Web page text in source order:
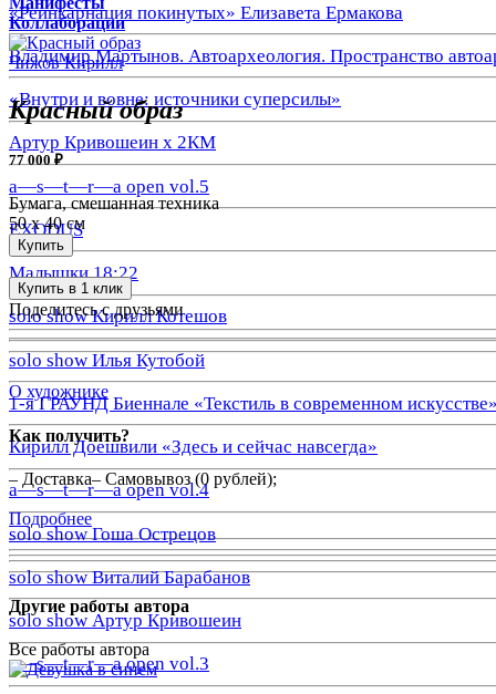
«Реинкарнация покинутых» Елизавета Ермакова
Владимир Мартынов. Автоархеология. Пространство
«Внутри и вовне: источники суперсилы»
Артур Кривошеин х 2КМ
a—s—t—r—a open vol.5
EXODUS
Малышки 18:22
solo show Кирилл Котешов
solo show Илья Кутобой
1-я ГРАУНД Биеннале «Текстиль в современном искусстве»
Кирилл Доешвили «Здесь и сейчас навсегда»
a—s—t—r—a open vol.4
solo show Гоша Острецов
solo show Виталий Барабанов
solo show Артур Кривошеин
a—s—t—r—a open vol.3
Коллаборации
Чижов Кирилл
Красный образ
77 000 ₽
Бумага, смешанная техника
50 x 40 см
Купить
Купить в 1 клик
Поделитесь с друзьями
О художнике
Как получить?
– Доставка– Самовывоз (0 рублей);
Подробнее
Другие работы автора
Все работы автора